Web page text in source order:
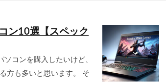
ン10選【スペック
コンを購入したいけど、
方も多いと思います。 そ